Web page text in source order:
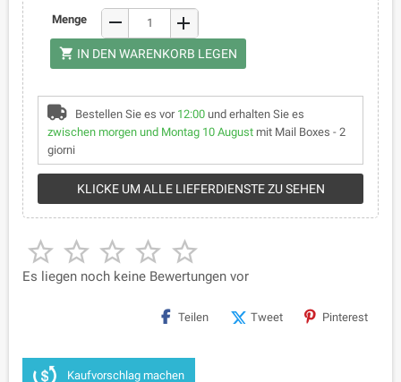
Menge remove add
shopping_cart IN DEN WARENKORB LEGEN
Bestellen Sie es vor 12:00 und erhalten Sie es
zwischen morgen und Montag 10 August mit Mail Boxes - 2
giorni
KLICKE UM ALLE LIEFERDIENSTE ZU SEHEN
    
Es liegen noch keine Bewertungen vor
Teilen Tweet Pinterest
Kaufvorschlag machen